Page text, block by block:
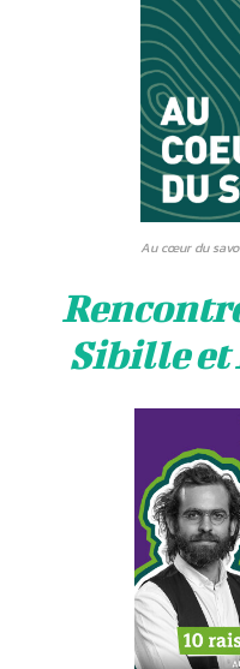
Au cœur du
Sibille et